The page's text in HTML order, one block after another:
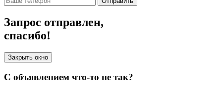
Запрос отправлен,
спасибо!
Закрыть окно
С объявлением что-то не так?